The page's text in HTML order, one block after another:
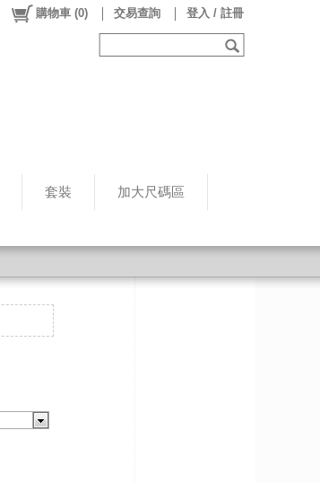
套裝 加大尺碼區
購物車 (0) 交易查詢 登入 / 註冊